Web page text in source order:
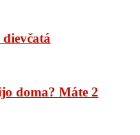
doma? Máte 2